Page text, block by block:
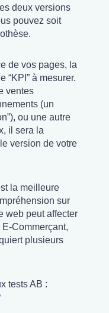
deux versions
pouvez soit
de vos pages, la
“KPI” à mesurer.
ventes
(un
ou une autre
il sera la
version de votre
la meilleure
sur
web peut affecter
Commerçant,
plusieurs
tests AB :